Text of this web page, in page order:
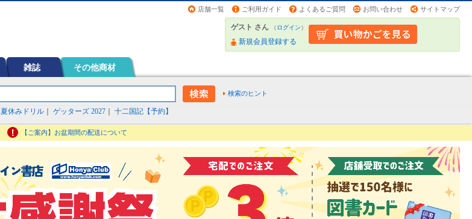
店舗一覧 ご利用ガイド よくあるご質問 お問い合わせ サイトマップ
ゲスト さん （ログイン）
新規会員登録する
雑誌 その他商材
検索のヒント
夏休みドリル ゲッターズ 2027 十二国記【予約】
【ご案内】お盆期間の配送について